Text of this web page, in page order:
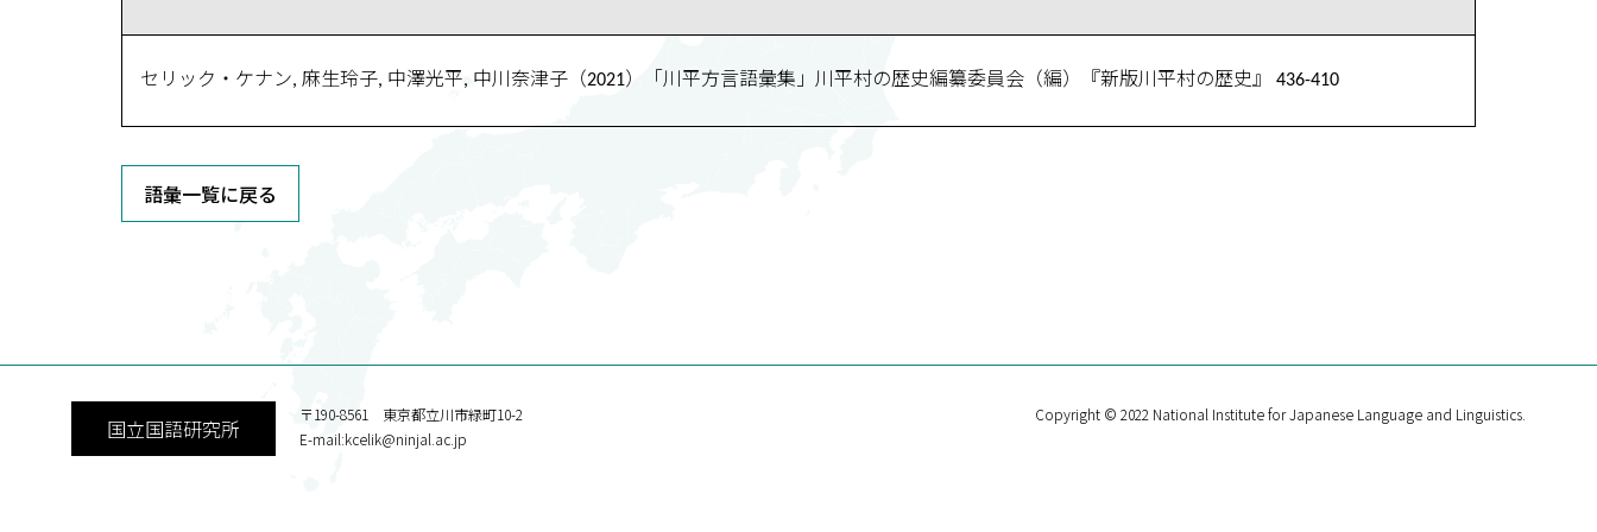
セリック・ケナン, 麻生玲子, 中澤光平, 中川奈津子（2021）「川平方言語彙集」川平村の歴史編纂委員会（編）『新版川平村の歴史』 436-410
語彙一覧に戻る
国立国語研究所
〒190-8561 東京都立川市緑町10-2
E-mail:kcelik@ninjal.ac.jp
Copyright © 2022 National Institute for Japanese Language and Linguistics.